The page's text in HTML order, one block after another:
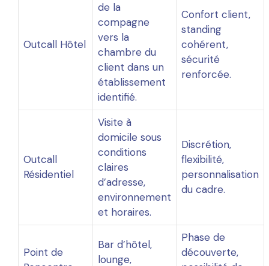
Outcall Hôtel
de la
compagne
vers la
chambre du
client dans un
établissement
identifié.
Confort client,
standing
cohérent,
sécurité
renforcée.
Outcall
Résidentiel
Visite à
domicile sous
conditions
claires
d’adresse,
environnement
et horaires.
Discrétion,
flexibilité,
personnalisation
du cadre.
Point de
Bar d’hôtel,
lounge,
Phase de
découverte,